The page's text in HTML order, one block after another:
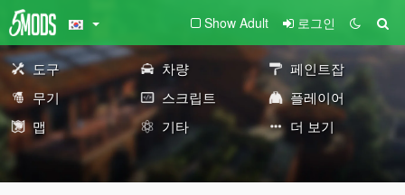
Show Adult 로그인
도구 차량
페인트잡
무기
스크립트
플레이어
맵
기타 더 보기